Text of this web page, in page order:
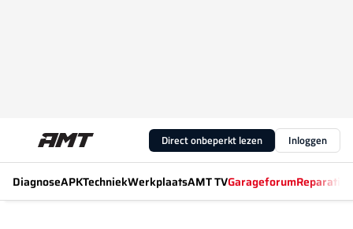
Direct onbeperkt lezen Inloggen
DiagnoseAPKTechniekWerkplaatsAMT TVGarageforum